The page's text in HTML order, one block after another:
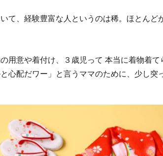
て、経験豊富な人というのは稀。ほとんど
用意や着付け、３歳児って 本当に着物着
心配だワー」と言うママのために、少し突